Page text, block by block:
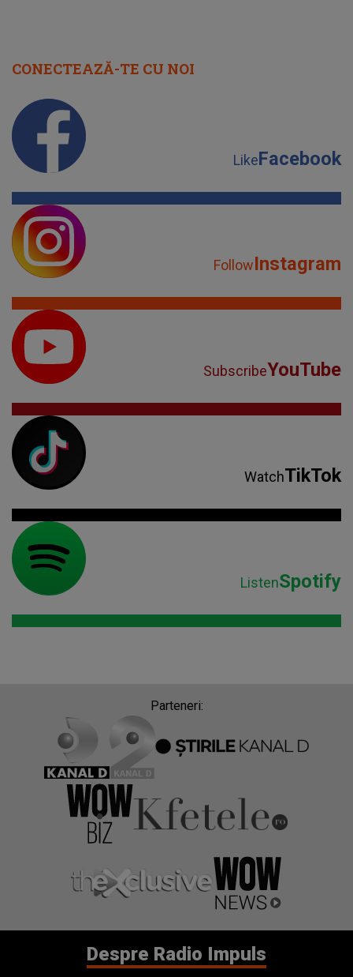
CONECTEAZĂ-TE CU NOI
LikeFacebook
FollowInstagram
SubscribeYouTube
WatchTikTok
ListenSpotify
Parteneri:
Despre Radio Impuls